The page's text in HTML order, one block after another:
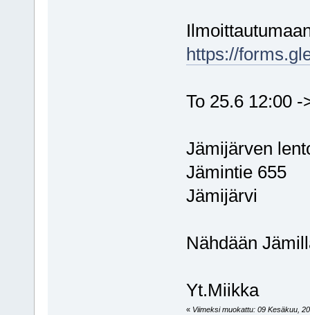
https://
To 25.6 12:00
Jämijärven
Jämintie 655
Jämijärvi
Nähdään
Yt.Miikka
« Viimeksi muokattu: 09 Kesäkuu,